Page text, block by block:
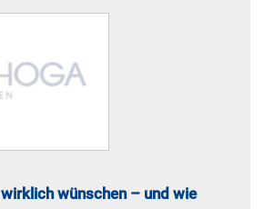
wünschen – und wie